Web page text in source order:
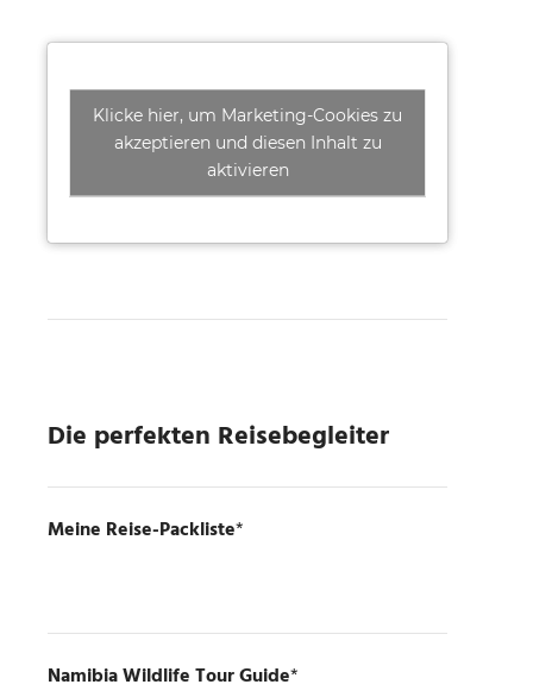
Klicke hier, um Marketing-Cookies zu
akzeptieren und diesen Inhalt zu
aktivieren
Die perfekten Reisebegleiter
Meine Reise-Packliste*
Namibia Wildlife Tour Guide*